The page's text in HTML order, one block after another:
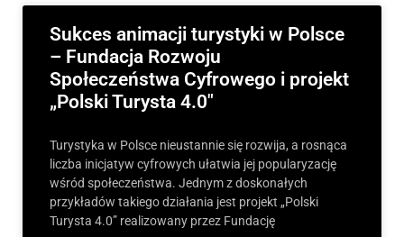
Sukces animacji turystyki w Polsce
– Fundacja Rozwoju
Społeczeństwa Cyfrowego i projekt
„Polski Turysta 4.0″
Turystyka w Polsce nieustannie się rozwija, a rosnąca
liczba inicjatyw cyfrowych ułatwia jej popularyzację
wśród społeczeństwa. Jednym z doskonałych
przykładów takiego działania jest projekt „Polski
Turysta 4.0” realizowany przez Fundację